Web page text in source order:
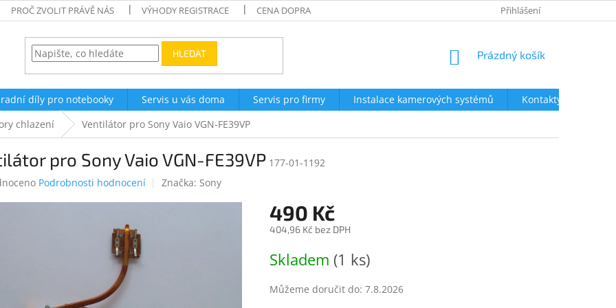
PROČ ZVOLIT PRÁVĚ NÁS VÝHODY REGISTRACE CENA DOPRAVY OBCHODNÍ PODMÍNKY
Přihlášení
HLEDAT
NÁKUPNÍ
Prázdný košík
díly pro notebooky Servis u vás doma Servis pro firmy Instalace kamerových systémů
Kontakty
chlazení Ventilátor pro Sony Vaio VGN-FE39VP
pro Sony Vaio VGN-FE39VP 177-01-1192
Podrobnosti hodnocení Značka: Sony
490 Kč
404,96 Kč bez DPH
cena:
Skladem (1 ks)
Můžeme doručit do: 7.8.2026